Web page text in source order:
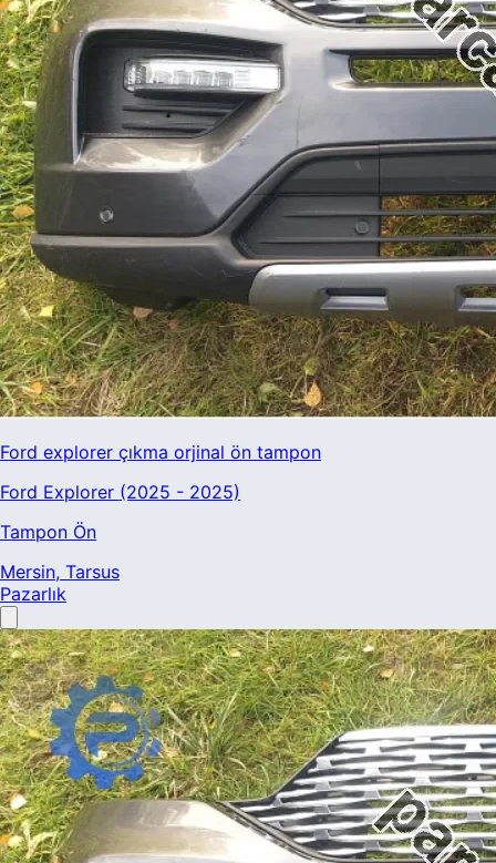
Ford explorer çıkma orjinal ön tampon
Ford Explorer (2025 - 2025)
Tampon Ön
Mersin, Tarsus
Pazarlık